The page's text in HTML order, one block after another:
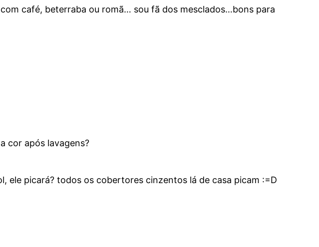
café, beterraba ou romã… sou fã dos mesclados…bons para
cor após lavagens?
ele picará? todos os cobertores cinzentos lá de casa picam :=D